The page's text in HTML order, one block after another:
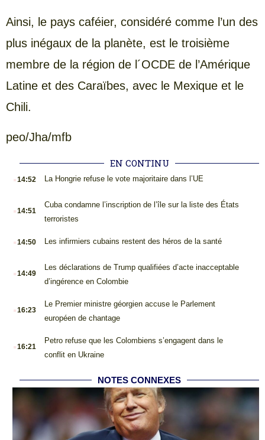
Ainsi, le pays caféier, considéré comme l’un des
plus inégaux de la planète, est le troisième
membre de la région de l´OCDE de l’Amérique
Latine et des Caraïbes, avec le Mexique et le
Chili.
peo/Jha/mfb
EN CONTINU
.14:52 La Hongrie refuse le vote majoritaire dans l’UE
.14:51
Cuba condamne l’inscription de l’île sur la liste des États
terroristes
.14:50 Les infirmiers cubains restent des héros de la santé
.14:49
Les déclarations de Trump qualifiées d’acte inacceptable
d’ingérence en Colombie
.16:23
Le Premier ministre géorgien accuse le Parlement
européen de chantage
.16:21
Petro refuse que les Colombiens s’engagent dans le
conflit en Ukraine
NOTES CONNEXES